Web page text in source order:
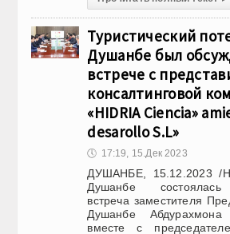
Туристический
Душанбе был
встрече с
консалтинговой
«HIDRIA Ciencia»
desarollo S.L»
🕔 17:19, 15.Дек 2023
ДУШАНБЕ, 15.12.2023 /
Душанбе состоялась
встреча заместителя
Душанбе Абдурахмона
вместе с